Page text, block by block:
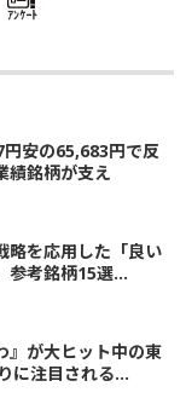
ｱﾝｹｰﾄ
円安の65,683円で反
銘柄が支え
略を応用した「良い
参考銘柄15選...
』が大ヒット中の東
に注目される...